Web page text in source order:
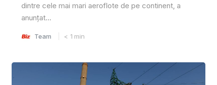
dintre cele mai mari aeroflote de pe continent, a
anunțat...
Team < 1 min